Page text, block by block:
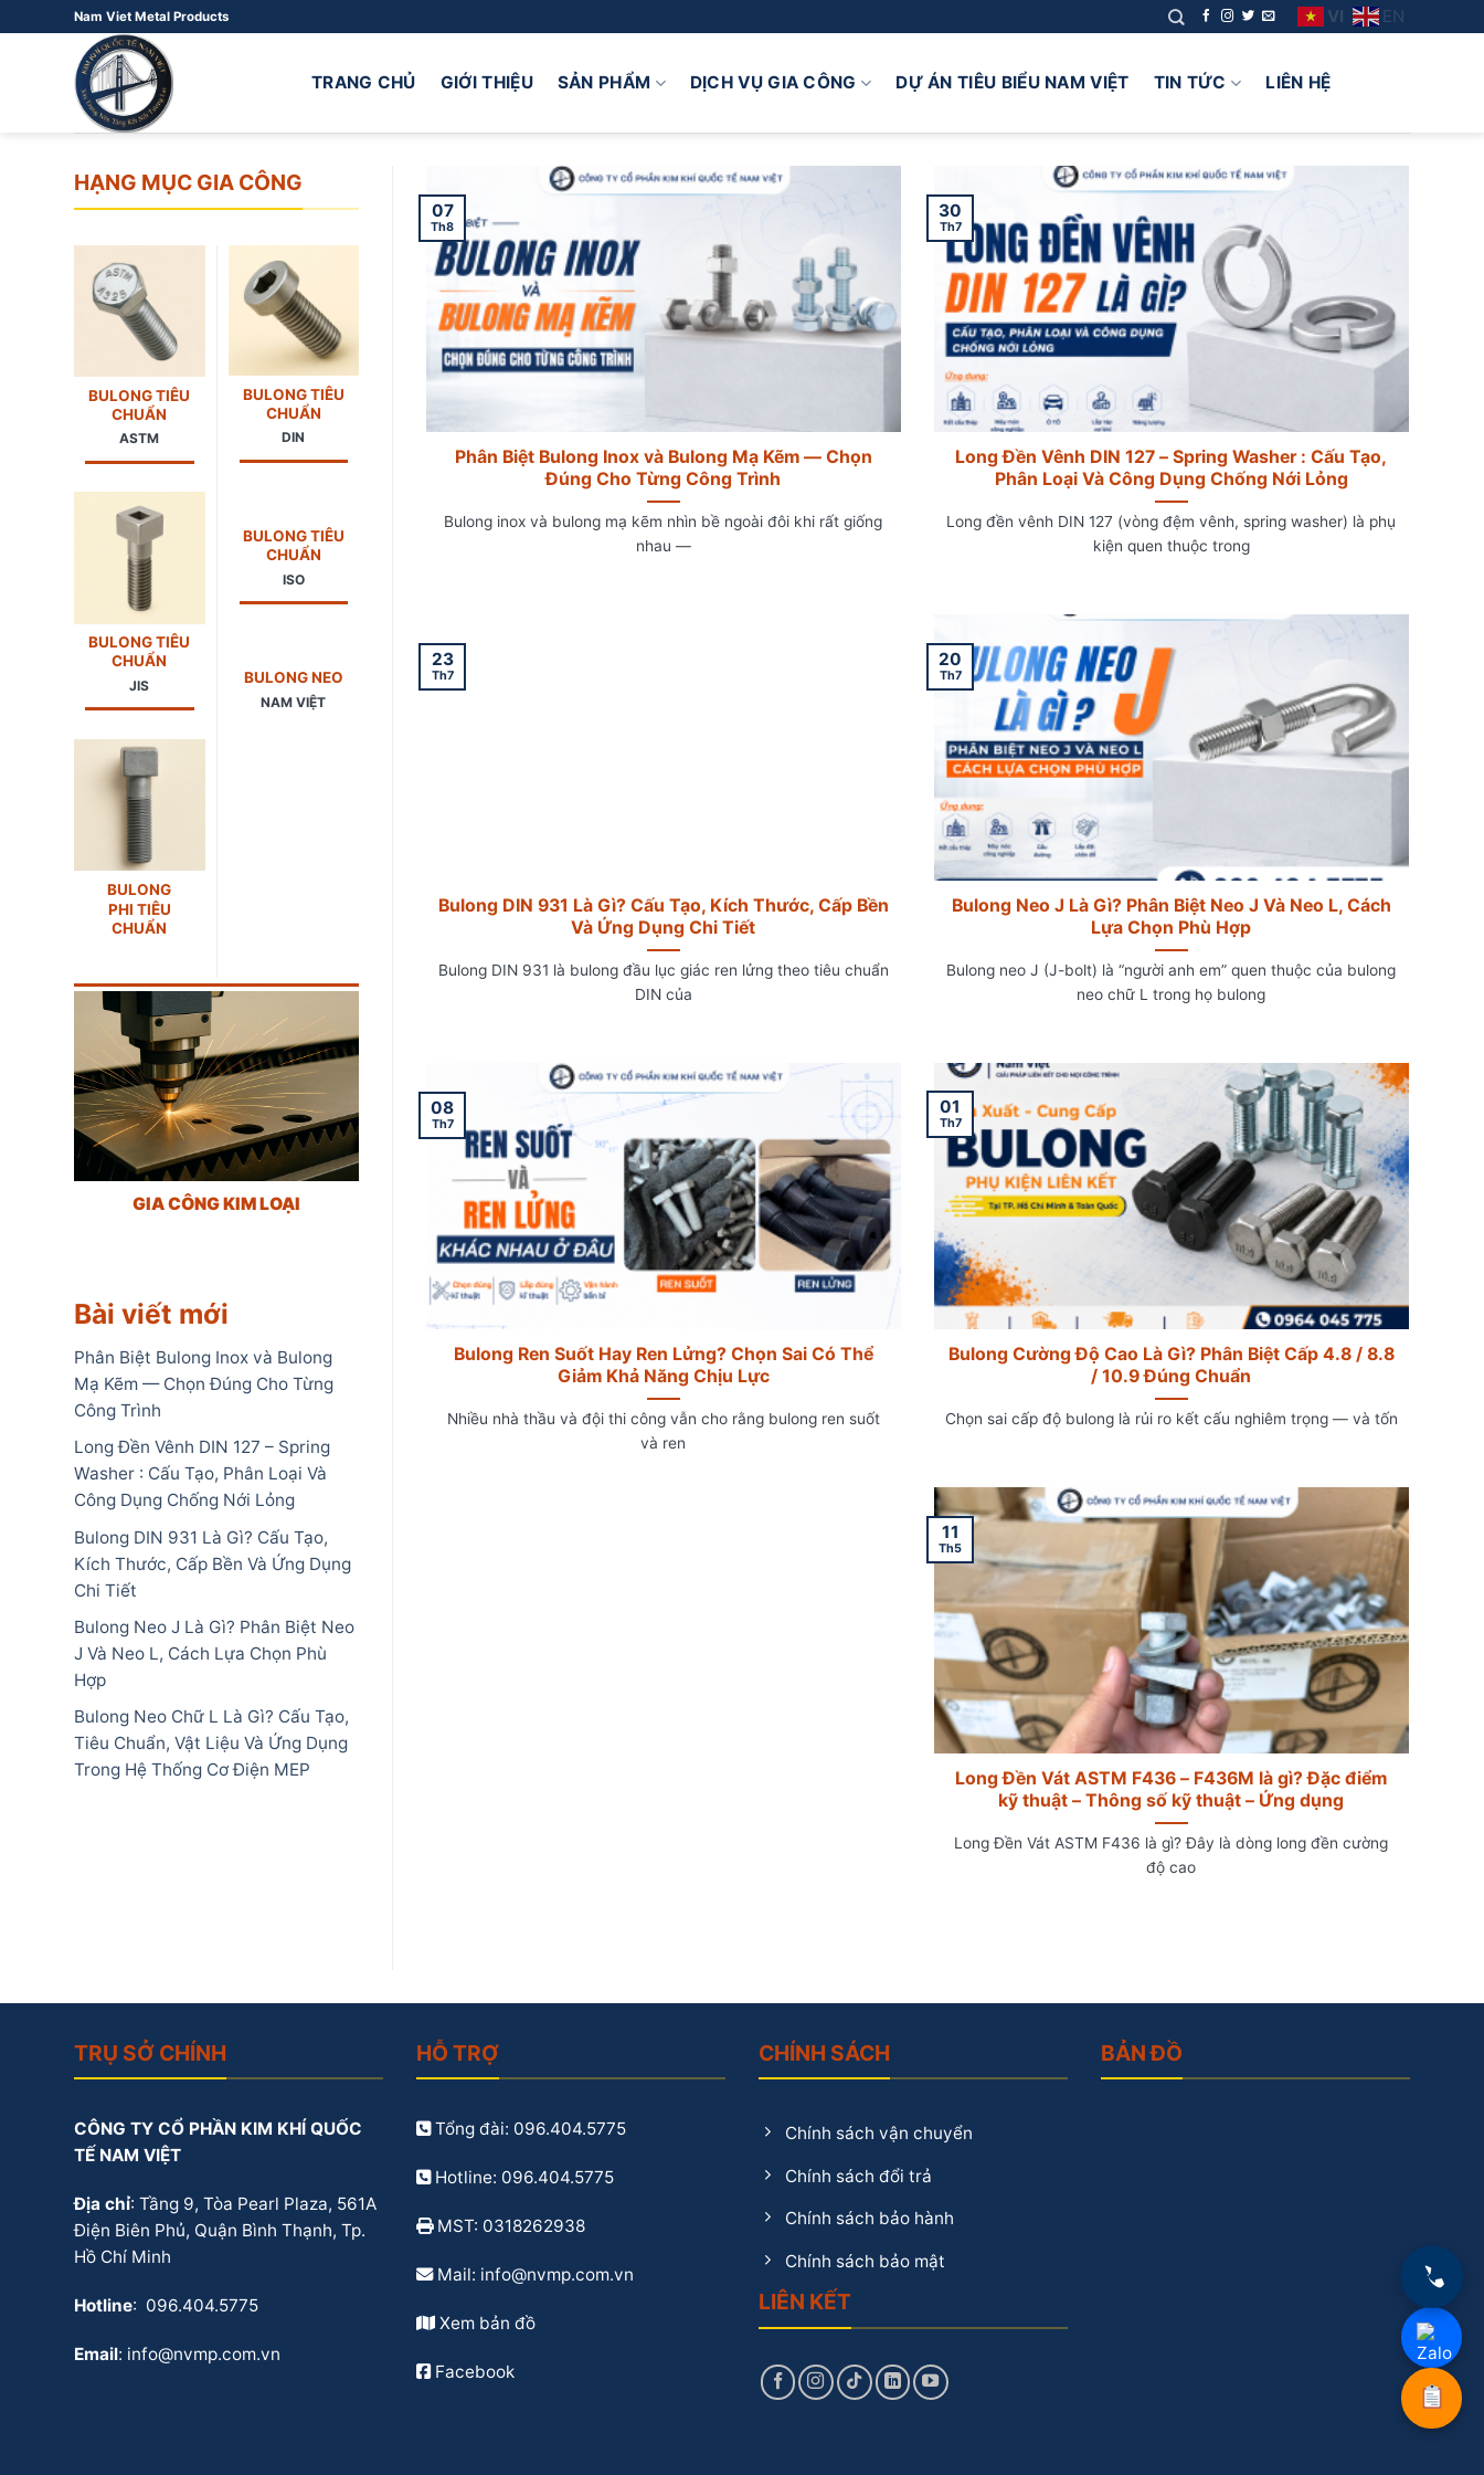
qua
Nam Viet Metal Products VI EN
TRANG CHỦ GIỚI THIỆU SẢN PHẨM DỊCH VỤ GIA CÔNG DỰ ÁN TIÊU BIỂU NAM VIỆT TIN TỨC LIÊN HỆ
HẠNG MỤC GIA CÔNG
BULONG TIÊU
CHUẨN
ASTM
BULONG TIÊU
CHUẨN
JIS
BULONG
PHI TIÊU
CHUẨN
BULONG TIÊU
CHUẨN
DIN
BULONG TIÊU
CHUẨN
ISO
BULONG NEO
NAM VIỆT
GIA CÔNG KIM LOẠI
Bài viết mới
Phân Biệt Bulong Inox và Bulong
Mạ Kẽm — Chọn Đúng Cho Từng
Công Trình
Long Đền Vênh DIN 127 – Spring
Washer : Cấu Tạo, Phân Loại Và
Công Dụng Chống Nới Lỏng
Bulong DIN 931 Là Gì? Cấu Tạo,
Kích Thước, Cấp Bền Và Ứng Dụng
Chi Tiết
Bulong Neo J Là Gì? Phân Biệt Neo
J Và Neo L, Cách Lựa Chọn Phù
Hợp
Bulong Neo Chữ L Là Gì? Cấu Tạo,
Tiêu Chuẩn, Vật Liệu Và Ứng Dụng
Trong Hệ Thống Cơ Điện MEP
Phân Biệt Bulong Inox và Bulong Mạ Kẽm — Chọn
Đúng Cho Từng Công Trình
Bulong inox và bulong mạ kẽm nhìn bề ngoài đôi khi rất giống
nhau —
07
Th8
Long Đền Vênh DIN 127 – Spring Washer : Cấu Tạo,
Phân Loại Và Công Dụng Chống Nới Lỏng
Long đền vênh DIN 127 (vòng đệm vênh, spring washer) là phụ
kiện quen thuộc trong
30
Th7
Bulong DIN 931 Là Gì? Cấu Tạo, Kích Thước, Cấp Bền
Và Ứng Dụng Chi Tiết
Bulong DIN 931 là bulong đầu lục giác ren lửng theo tiêu chuẩn
DIN của
23
Th7
Bulong Neo J Là Gì? Phân Biệt Neo J Và Neo L, Cách
Lựa Chọn Phù Hợp
Bulong neo J (J-bolt) là “người anh em” quen thuộc của bulong
neo chữ L trong họ bulong
20
Th7
Bulong Ren Suốt Hay Ren Lửng? Chọn Sai Có Thể
Giảm Khả Năng Chịu Lực
Nhiều nhà thầu và đội thi công vẫn cho rằng bulong ren suốt
và ren
08
Th7
Bulong Cường Độ Cao Là Gì? Phân Biệt Cấp 4.8 / 8.8
/ 10.9 Đúng Chuẩn
Chọn sai cấp độ bulong là rủi ro kết cấu nghiêm trọng — và tốn
01
Th7
Long Đền Vát ASTM F436 – F436M là gì? Đặc điểm
kỹ thuật – Thông số kỹ thuật – Ứng dụng
Long Đền Vát ASTM F436 là gì? Đây là dòng long đền cường
độ cao
11
Th5
TRỤ SỞ CHÍNH
CÔNG TY CỔ PHẦN KIM KHÍ QUỐC
TẾ NAM VIỆT
Địa chỉ: Tầng 9, Tòa Pearl Plaza, 561A
Điện Biên Phủ, Quận Bình Thạnh, Tp.
Hồ Chí Minh
Hotline: 096.404.5775
Email: info@nvmp.com.vn
HỖ TRỢ
Tổng đài: 096.404.5775
Hotline: 096.404.5775
MST: 0318262938
Mail: info@nvmp.com.vn
Xem bản đồ
Facebook
CHÍNH SÁCH
Chính sách vận chuyển
Chính sách đổi trả
Chính sách bảo hành
Chính sách bảo mật
LIÊN KẾT
BẢN ĐỒ